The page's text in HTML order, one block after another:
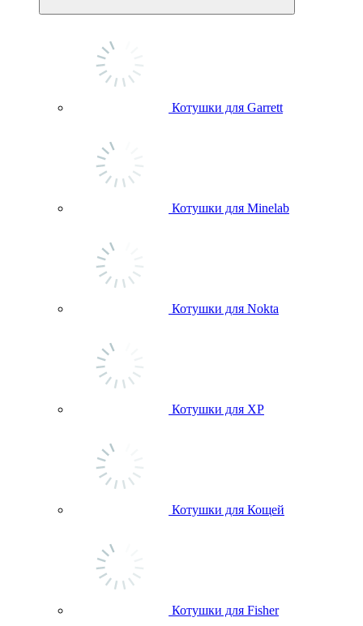
Котушки для Garrett
Котушки для Minelab
Котушки для Nokta
Котушки для ХР
Котушки для Кощей
Котушки для Fisher